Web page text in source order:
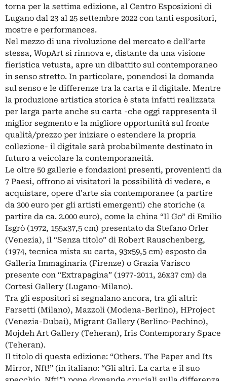
torna per la settima edizione, al Centro Esposizioni di
Lugano dal 23 al 25 settembre 2022 con tanti espositori,
mostre e performances.
Nel mezzo di una rivoluzione del mercato e dell’arte
stessa, WopArt si rinnova e, distante da una visione
fieristica vetusta, apre un dibattito sul contemporaneo
in senso stretto. In particolare, ponendosi la domanda
sul senso e le differenze tra la carta e il digitale. Mentre
la produzione artistica storica è stata infatti realizzata
per larga parte anche su carta -che oggi rappresenta il
miglior segmento e la migliore opportunità sul fronte
qualità/prezzo per iniziare o estendere la propria
collezione- il digitale sarà probabilmente destinato in
futuro a veicolare la contemporaneità.
Le oltre 50 gallerie e fondazioni presenti, provenienti da
7 Paesi, offrono ai visitatori la possibilità di vedere, e
acquistare, opere d'arte sia contemporanee (a partire
da 300 euro per gli artisti emergenti) che storiche (a
partire da ca. 2.000 euro), come la china “Il Go” di Emilio
Isgrò (1972, 155x37,5 cm) presentato da Stefano Orler
(Venezia), il “Senza titolo” di Robert Rauschenberg,
(1974, tecnica mista su carta, 93x59,5 cm) esposto da
Galleria Immaginaria (Firenze) o Grazia Varisco
presente con “Extrapagina” (1977-2011, 26x37 cm) da
Cortesi Gallery (Lugano-Milano).
Tra gli espositori si segnalano ancora, tra gli altri:
Farsetti (Milano), Mazzoli (Modena-Berlino), HProject
(Venezia-Dubai), Migrant Gallery (Berlino-Pechino),
Mojdeh Art Gallery (Teheran), Iris Contemporary Space
(Teheran).
Il titolo di questa edizione: “Others. The Paper and Its
Mirror, Nft!” (in italiano: “Gli altri. La carta e il suo